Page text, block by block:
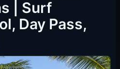
| Surf
Day Pass,